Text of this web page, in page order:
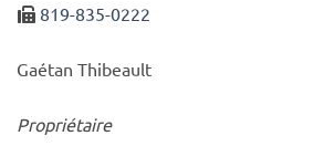
819-835-0222
Gaétan Thibeault
Propriétaire